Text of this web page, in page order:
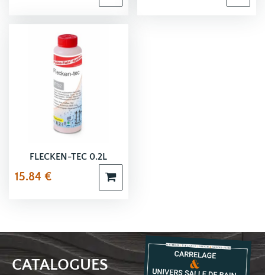
FLECKEN-TEC 0.2L
15.84 €
CATALOGUES